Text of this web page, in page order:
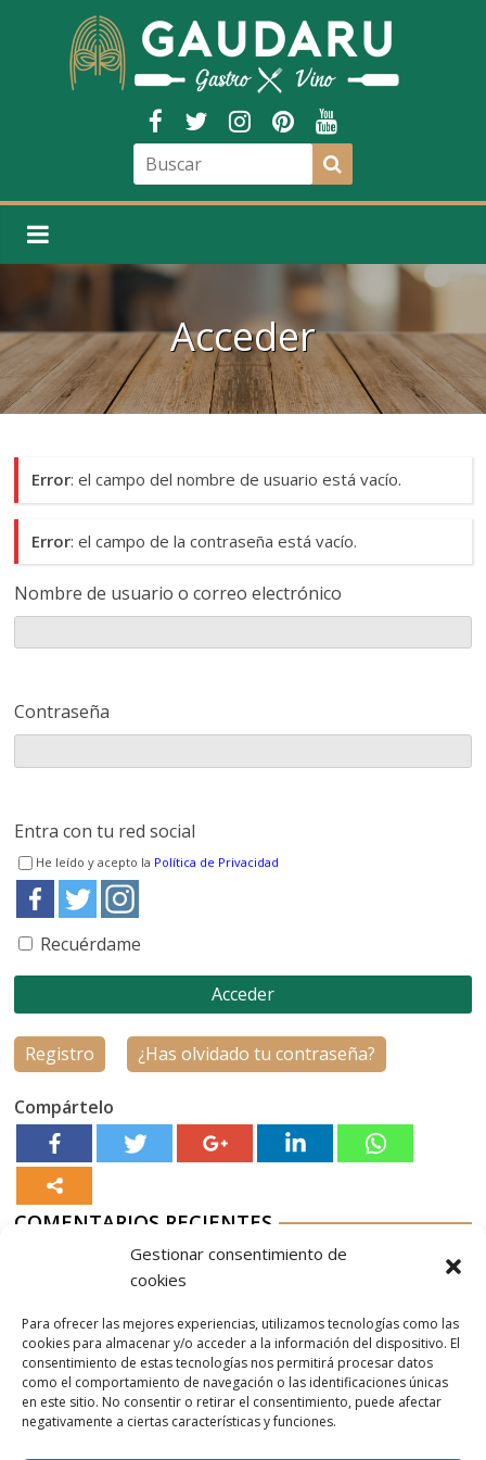
Gestionar consentimiento de
cookies
Para ofrecer las mejores experiencias, utilizamos tecnologías como las
cookies para almacenar y/o acceder a la información del dispositivo. El
consentimiento de estas tecnologías nos permitirá procesar datos
como el comportamiento de navegación o las identificaciones únicas
en este sitio. No consentir o retirar el consentimiento, puede afectar
negativamente a ciertas características y funciones.
Acceder
Error: el campo del nombre de usuario está vacío.
Error: el campo de la contraseña está vacío.
Nombre de usuario o correo electrónico
Contraseña
Entra con tu red social
He leído y acepto la Política de Privacidad
Recuérdame
Registro ¿Has olvidado tu contraseña?
Compártelo
COMENTARIOS RECIENTES
Nordés Vermouth Rojo
Aurelio G-MenNordés Vermouth Rojo
AitorenNordés Vermouth Rojo
Aurelio G-M en Nordés Vermouth Rojo